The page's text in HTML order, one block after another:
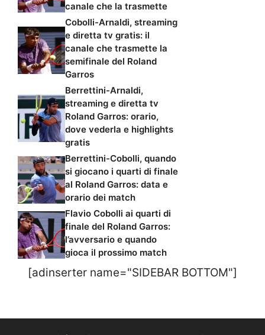
canale che la trasmette
Cobolli-Arnaldi, streaming
e diretta tv gratis: il
canale che trasmette la
semifinale del Roland
Garros
Berrettini-Arnaldi,
streaming e diretta tv
Roland Garros: orario,
dove vederla e highlights
gratis
Berrettini-Cobolli, quando
si giocano i quarti di finale
al Roland Garros: data e
orario dei match
Flavio Cobolli ai quarti di
finale del Roland Garros:
l’avversario e quando
gioca il prossimo match
[adinserter name="SIDEBAR BOTTOM"]